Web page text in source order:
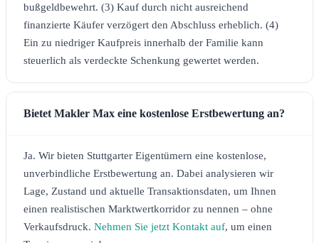
bußgeldbewehrt. (3) Kauf durch nicht ausreichend
finanzierte Käufer verzögert den Abschluss erheblich. (4)
Ein zu niedriger Kaufpreis innerhalb der Familie kann
steuerlich als verdeckte Schenkung gewertet werden.
Bietet Makler Max eine kostenlose Erstbewertung an?
Ja. Wir bieten Stuttgarter Eigentümern eine kostenlose,
unverbindliche Erstbewertung an. Dabei analysieren wir
Lage, Zustand und aktuelle Transaktionsdaten, um Ihnen
einen realistischen Marktwertkorridor zu nennen – ohne
Verkaufsdruck. Nehmen Sie jetzt Kontakt auf, um einen